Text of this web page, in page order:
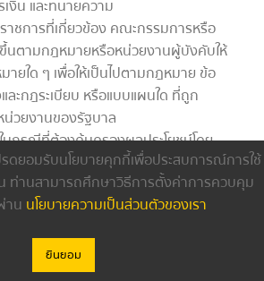
งิน และทนายความ
ชการที่เกี่ยวข้อง คณะกรรมการหรือ
นตามกฎหมายหรือหน่วยงานผู้บังคับให้
ายใด ๆ เพื่อให้เป็นไปตามกฎหมาย ข้อ
ะกฎระเบียบ หรือแบบแผนใด ที่ถูก
วยงานของรัฐบาล
รณีที่ต้องคุ้มครองผลประโยชน์โดย
ของเรา หรือหากมีความจำเป็นหรือได้
ฎหมาย หรือหากท่านมอบความยินยอม
บการถ่ายโอนข้อมูลส่วนบุคคลของท่าน
านอนุญาตให้เราเปิดเผยข้อมูลส่วน
ด้เป็นการเฉพาะ
รดยอมรับนโยบายคุกกี้เพื่อประสบการณ์การใช้
ท่านสามารถศึกษาวิธีการตั้งค่าการควบคุม
าน นโยบายความเป็นส่วนตัวของเรา
ยินยอม